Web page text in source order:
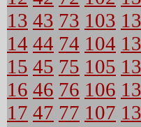
13 43 73 103
14 44 74 104
15 45 75 105
16 46 76 106
17 47 77 107